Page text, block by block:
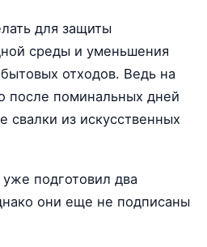
для защиты
среды и уменьшения
отходов. Ведь на
после поминальных дней
свалки из искусственных
подготовил два
они еще не подписаны